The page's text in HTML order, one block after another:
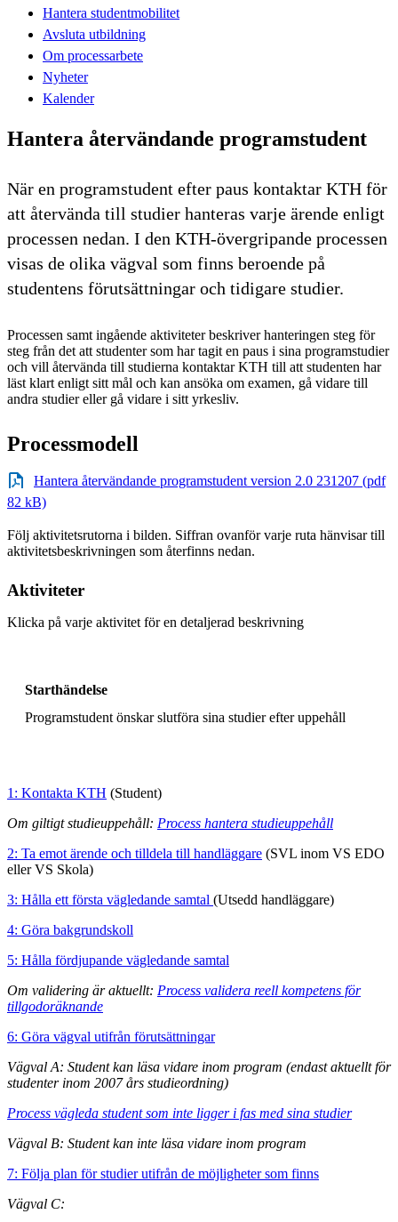
Hantera studentmobilitet
Avsluta utbildning
Om processarbete
Nyheter
Kalender
Hantera återvändande programstudent
När en programstudent efter paus kontaktar KTH för
att återvända till studier hanteras varje ärende enligt
processen nedan. I den KTH-övergripande processen
visas de olika vägval som finns beroende på
studentens förutsättningar och tidigare studier.
Processen samt ingående aktiviteter beskriver hanteringen steg för
steg från det att studenter som har tagit en paus i sina programstudier
och vill återvända till studierna kontaktar KTH till att studenten har
läst klart enligt sitt mål och kan ansöka om examen, gå vidare till
andra studier eller gå vidare i sitt yrkesliv.
Processmodell
Hantera återvändande programstudent version 2.0 231207 (pdf
82 kB)
Följ aktivitetsrutorna i bilden. Siffran ovanför varje ruta hänvisar till
aktivitetsbeskrivningen som återfinns nedan.
Aktiviteter
Klicka på varje aktivitet för en detaljerad beskrivning
Starthändelse
Programstudent önskar slutföra sina studier efter uppehåll
1: Kontakta KTH (Student)
Om giltigt studieuppehåll: Process hantera studieuppehåll
2: Ta emot ärende och tilldela till handläggare (SVL inom VS EDO
eller VS Skola)
3: Hålla ett första vägledande samtal (Utsedd handläggare)
4: Göra bakgrundskoll
5: Hålla fördjupande vägledande samtal
Om validering är aktuellt: Process validera reell kompetens för
tillgodoräknande
6: Göra vägval utifrån förutsättningar
Vägval A: Student kan läsa vidare inom program (endast aktuellt för
studenter inom 2007 års studieordning)
Process vägleda student som inte ligger i fas med sina studier
Vägval B: Student kan inte läsa vidare inom program
7: Följa plan för studier utifrån de möjligheter som finns
Vägval C: